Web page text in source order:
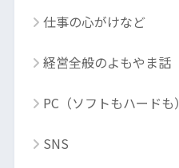
仕事の心がけなど
経営全般のよもやま話
PC（ソフトもハードも）
SNS